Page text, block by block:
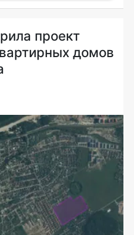
проект
домов